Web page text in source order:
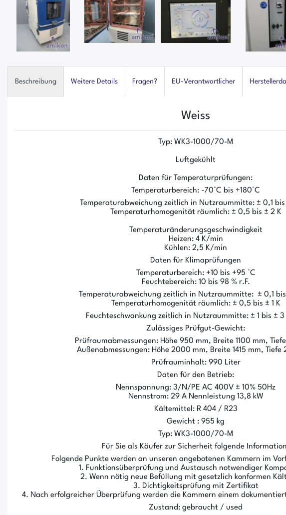
Beschreibung Weitere Details Fragen? EU-Verantwortlicher
Weiss
Typ: WK3-1000/70-M
Luftgekühlt
Daten für Temperaturprüfungen:
Temperaturbereich: -70°C bis +180°C
Temperaturabweichung zeitlich in Nutzraummitte: ± 0,1
Temperaturhomogenität räumlich: ± 0,5 bis ± 2 K
Temperaturänderungsgeschwindigkeit
Heizen: 4 K/min
Kühlen: 2,5 K/min
Daten für Klimaprüfungen
Temperaturbereich: +10 bis +95 °C
Feuchtebereich: 10 bis 98 % r.F.
Temperaturabweichung zeitlich in Nutzraummitte: ± 0,1
Temperaturhomogenität räumlich: ± 0,5 bis ± 1 K
Feuchteschwankung zeitlich in Nutzraummitte: ± 1 bis ± 3
Zulässiges Prüfgut-Gewicht:
Prüfraumabmessungen: Höhe 950 mm, Breite 1100 mm,
Außenabmessungen: Höhe 2000 mm, Breite 1415 mm, Tiefe
Prüfrauminhalt: 990 Liter
Daten für den Betrieb:
Nennspannung: 3/N/PE AC 400V ± 10% 50Hz
Nennstrom: 29 A Nennleistung 13,8 kW
Kältemittel: R 404 / R23
Gewicht : 955 kg
Typ: WK3-1000/70-M
Für Sie als Käufer zur Sicherheit folgende
Folgende Punkte werden an unseren angebotenen Kammern im
1. Funktionsüberprüfung und Austausch notwendiger
2. Wenn nötig neue Befüllung mit gesetzlich konformen
3. Dichtigkeitsprüfung mit Zertifikat
4. Nach erfolgreicher Überprüfung werden die Kammern einem
Zustand: gebraucht / used